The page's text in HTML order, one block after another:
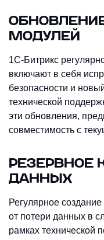
МОДУЛЕЙ
1С-Битрикс
включают в себя
безопасности и
технической
эти обновления,
совместимость с
РЕЗЕРВНОЕ
ДАННЫХ
Регулярное
от потери данных в
рамках технической